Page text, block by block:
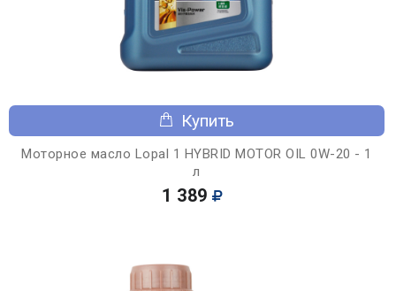
Купить
Моторное масло Lopal 1 HYBRID MOTOR OIL 0W-20 - 1
л
1 389